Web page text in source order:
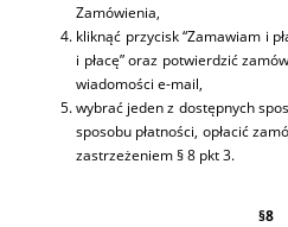
Zamówienia,
kliknąć przycisk “Zamawiam i
i płacę” oraz potwierdzić
wiadomości e-mail,
wybrać jeden z dostępnych
sposobu płatności, opłacić
zastrzeżeniem § 8 pkt 3.
§8